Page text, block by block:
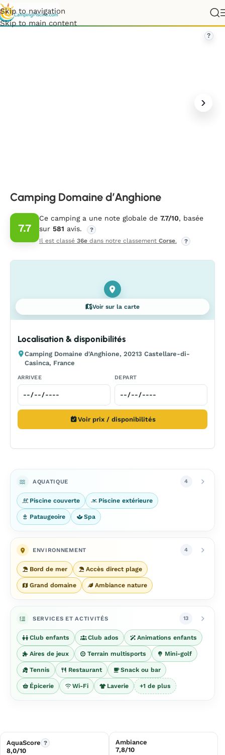
Skip to navigation
Skip to main content
»Corse »Haute-Corse
?
Camping Domaine d’Anghione
7.7
Ce camping a une note globale de 7.7/10, basée
sur 581 avis.
?
Il est classé 36e dans notre classement Corse. ?
Voir sur la carte
Localisation & disponibilités
Camping Domaine d'Anghione, 20213 Castellare-di-
Casinca, France
ARRIVEE DEPART
Voir prix / disponibilités
AQUATIQUE 4
Piscine couverte Piscine extérieure
Pataugeoire Spa
ENVIRONNEMENT 4
Bord de mer Accès direct plage
Grand domaine Ambiance nature
SERVICES ET ACTIVITÉS 13
Club enfants Club ados Animations enfants
Aires de jeux Terrain multisports Mini-golf
Tennis Restaurant Snack ou bar
Épicerie Wi-Fi Laverie +1 de plus
AquaScore ?
8,0/10
Ambiance
7,8/10